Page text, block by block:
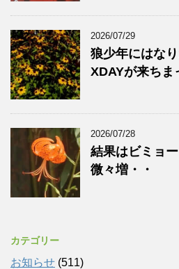
2026/07/29
狼少年にはな
XDAYが来ちま
2026/07/28
結果はビミョ
微々増・・
カテゴリー
お知らせ (511)